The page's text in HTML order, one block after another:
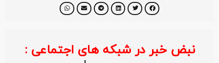
نبض خبر در شبکه های اجتماعی : خبر